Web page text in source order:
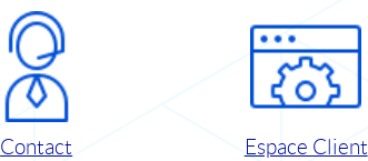
Contact Espace Client